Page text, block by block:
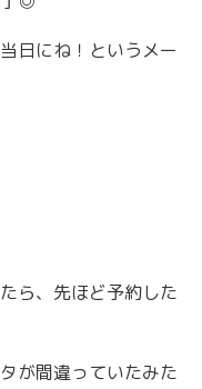
日にね！というメー
ら、先ほど予約した
が間違っていたみた